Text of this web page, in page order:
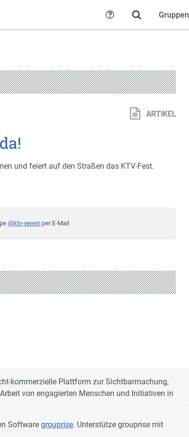
Gruppen
Hilfe
ARTIKEL
und feiert auf den Straßen das KTV-Fest.
@ktv-verein per E-Mail
kommerzielle Plattform zur Sichtbarmachung,
von engagierten Menschen und Initiativen in
Softwaregrouprise. Unterstütze grouprise mit